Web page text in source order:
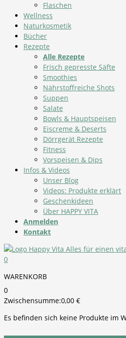
Flaschen
Wellness
Naturkosmetik
Bücher
Rezepte
Alle Rezepte
Frisch gepresste Säfte
Smoothies
Nährstoffreiche Shots
Suppen
Salate
Bowls & Hauptspeisen
Eiscreme & Deserts
Dörrgerät Rezepte
Fitness
Vorspeisen & Dips
Infos & Videos
Unser Blog
Videos: Produkte erklärt
Geschenkideen
Über HAPPY VITA
Anmelden
Kontakt
0
WARENKORB
0
Zwischensumme:0,00 €
Es befinden sich keine Produkte im